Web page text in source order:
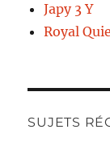
Japy 3 Y
Royal
SUJETS